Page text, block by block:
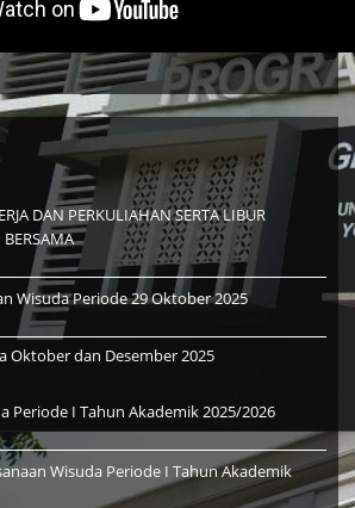
DAN PERKULIAHAN SERTA LIBUR
Wisuda Periode 29 Oktober 2025
Oktober dan Desember 2025
Periode I Tahun Akademik 2025/2026
Wisuda Periode I Tahun Akademik